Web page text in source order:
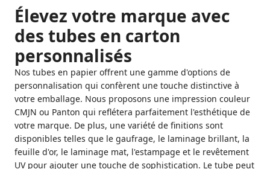
Élevez votre marque avec
des tubes en carton
personnalisés
Nos tubes en papier offrent une gamme d'options de
personnalisation qui confèrent une touche distinctive à
votre emballage. Nous proposons une impression couleur
CMJN ou Panton qui reflétera parfaitement l'esthétique de
votre marque. De plus, une variété de finitions sont
disponibles telles que le gaufrage, le laminage brillant, la
feuille d'or, le laminage mat, l'estampage et le revêtement
UV pour ajouter une touche de sophistication. Le tube peut